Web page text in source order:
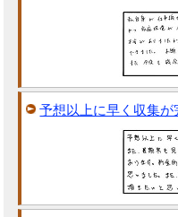
予想以上に早く収集